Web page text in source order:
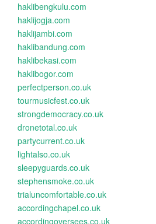
haklibengkulu.com
haklijogja.com
haklijambi.com
haklibandung.com
haklibekasi.com
haklibogor.com
perfectperson.co.uk
tourmusicfest.co.uk
strongdemocracy.co.uk
dronetotal.co.uk
partycurrent.co.uk
lightalso.co.uk
sleepyguards.co.uk
stephensmoke.co.uk
trialuncomfortable.co.uk
accordingchapel.co.uk
accordingoversees.co.uk